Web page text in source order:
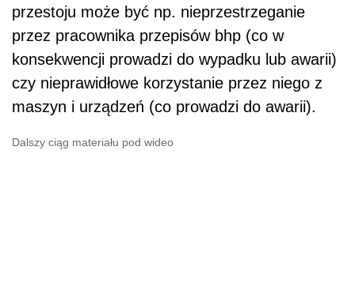
przestoju może być np. nieprzestrzeganie
przez pracownika przepisów bhp (co w
konsekwencji prowadzi do wypadku lub awarii)
czy nieprawidłowe korzystanie przez niego z
maszyn i urządzeń (co prowadzi do awarii).
Dalszy ciąg materiału pod wideo